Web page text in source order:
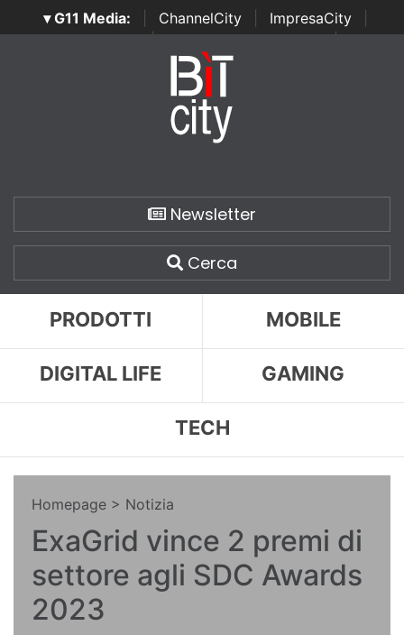
▾ G11 Media: ChannelCity ImpresaCity
SecurityOpenLab | Italian Channel Awards | Italian
Italian Security Awards
Newsletter
Cerca
PRODOTTI MOBILE
DIGITAL LIFE GAMING
TECH
Homepage > Notizia
ExaGrid vince 2 premi di
settore agli SDC Awards
2023